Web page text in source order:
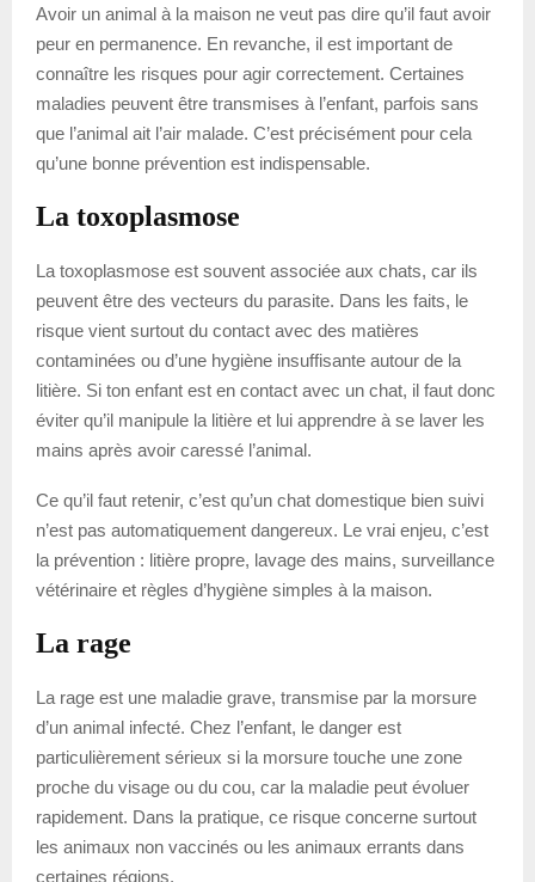
Avoir un animal à la maison ne veut pas dire qu’il faut avoir
peur en permanence. En revanche, il est important de
connaître les risques pour agir correctement. Certaines
maladies peuvent être transmises à l’enfant, parfois sans
que l’animal ait l’air malade. C’est précisément pour cela
qu’une bonne prévention est indispensable.
La toxoplasmose
La toxoplasmose est souvent associée aux chats, car ils
peuvent être des vecteurs du parasite. Dans les faits, le
risque vient surtout du contact avec des matières
contaminées ou d’une hygiène insuffisante autour de la
litière. Si ton enfant est en contact avec un chat, il faut donc
éviter qu’il manipule la litière et lui apprendre à se laver les
mains après avoir caressé l’animal.
Ce qu’il faut retenir, c’est qu’un chat domestique bien suivi
n’est pas automatiquement dangereux. Le vrai enjeu, c’est
la prévention : litière propre, lavage des mains, surveillance
vétérinaire et règles d’hygiène simples à la maison.
La rage
La rage est une maladie grave, transmise par la morsure
d’un animal infecté. Chez l’enfant, le danger est
particulièrement sérieux si la morsure touche une zone
proche du visage ou du cou, car la maladie peut évoluer
rapidement. Dans la pratique, ce risque concerne surtout
les animaux non vaccinés ou les animaux errants dans
certaines régions.